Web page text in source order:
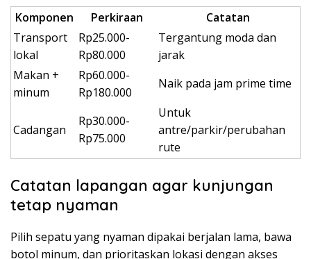
Komponen Perkiraan
Catatan
Transport
lokal
Rp25.000-
Rp80.000
Tergantung moda dan
jarak
Makan +
minum
Rp60.000-
Rp180.000
Naik pada jam prime time
Cadangan
Rp30.000-
Rp75.000
Untuk
antre/parkir/perubahan
rute
Catatan lapangan agar kunjungan
tetap nyaman
Pilih sepatu yang nyaman dipakai berjalan lama, bawa
botol minum, dan prioritaskan lokasi dengan akses